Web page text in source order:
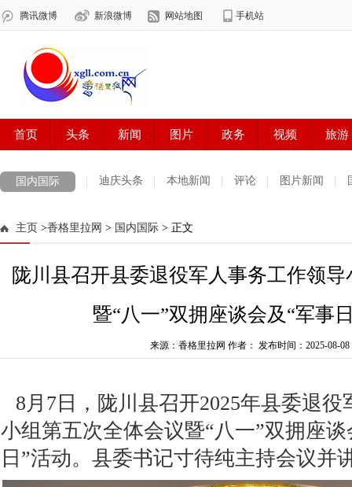
国内国际 迪庆头条 本地新闻 评论 图片新闻
主页 >香格里拉网 > 国内国际 > 正文
陇川县召开县委退役军人事务工作领
暨“八一”双拥座谈会及“军事
来源：香格里拉网 作者： 发布时间：2025-08-08
8月7日，陇川县召开2025年县委退
小组第五次全体会议暨“八一”双拥座
日”活动。县委书记寸待纯主持会议并